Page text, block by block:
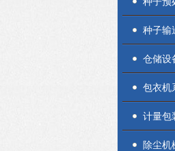
种子输
仓储设
包衣机
计量包
除尘机